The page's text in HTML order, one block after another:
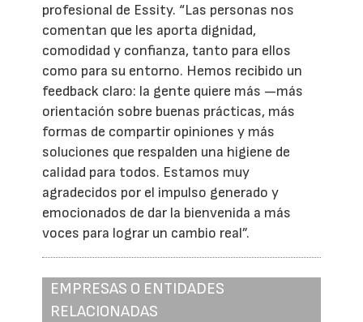
profesional de Essity. “Las personas nos
comentan que les aporta dignidad,
comodidad y confianza, tanto para ellos
como para su entorno. Hemos recibido un
feedback claro: la gente quiere más —más
orientación sobre buenas prácticas, más
formas de compartir opiniones y más
soluciones que respalden una higiene de
calidad para todos. Estamos muy
agradecidos por el impulso generado y
emocionados de dar la bienvenida a más
voces para lograr un cambio real”.
EMPRESAS O ENTIDADES
RELACIONADAS